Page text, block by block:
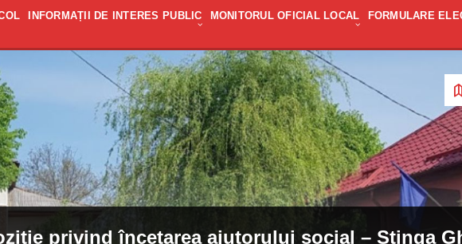
INFORMAȚII DE INTERES PUBLIC MONITORUL OFICIAL LOCAL FORMULARE
privind încetarea ajutorului social – Stinga